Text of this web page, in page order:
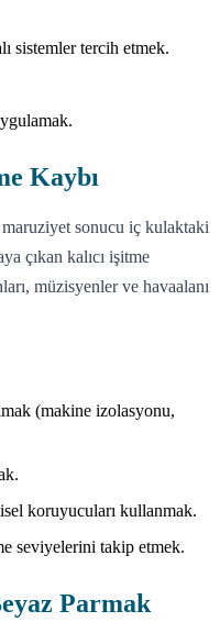
sistemler tercih etmek.
Kaybı
sonucu iç kulaktaki
çıkan kalıcı işitme
müzisyenler ve havaalanı
(makine izolasyonu,
koruyucuları kullanmak.
seviyelerini takip etmek.
Parmak